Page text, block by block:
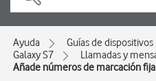
Ayuda Guías de dispositivos
Galaxy S7
Llamadas y
Añade números de marcación fija